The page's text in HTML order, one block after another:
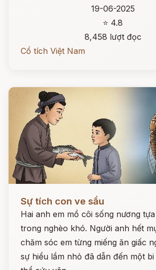
19-06-2025
⭐ 4.8
8,458 lượt đọc
Cổ tích Việt Nam
Sự tích con ve sầu
Hai anh em mồ côi sống nương
trong nghèo khó. Người anh hết
chăm sóc em từng miếng ăn giấc
sự hiểu lầm nhỏ đã dẫn đến một